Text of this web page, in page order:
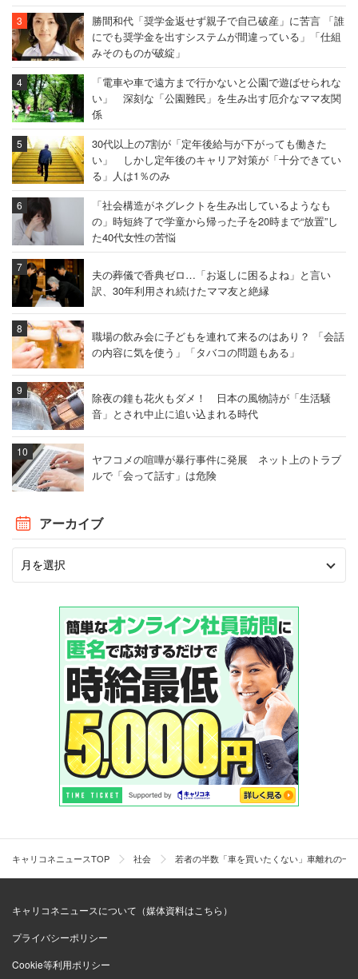
勝間和代「奨学金返せず親子で自己破産」に苦言 「誰
にでも奨学金を出すシステムが間違っている」「仕組
みそのものが破綻」
「電車や車で遠方まで行かないと公園で遊ばせられな
い」 深刻な「公園難民」を生み出す厄介なママ友関
係
30代以上の7割が「定年後給与が下がっても働きた
い」 しかし定年後のキャリア対策が「十分できてい
る」人は1％のみ
「社会構造がネグレクトを生み出しているようなも
の」時短終了で学童から帰った子を20時まで“放置”し
た40代女性の苦悩
夫の葬儀で香典ゼロ…「お返しに困るよね」と言い
訳、30年利用され続けたママ友と絶縁
職場の飲み会に子どもを連れて来るのはあり？ 「会話
の内容に気を使う」「タバコの問題もある」
除夜の鐘も花火もダメ！ 日本の風物詩が「生活騒
音」とされ中止に追い込まれる時代
ヤフコメの喧嘩が暴行事件に発展 ネット上のトラブ
ルで「会って話す」は危険
アーカイブ
キャリコネニュースTOP 社会 若者の半数「車を買いたくない」車離れの
キャリコネニュースについて（媒体資料はこちら）
プライバシーポリシー
Cookie等利用ポリシー